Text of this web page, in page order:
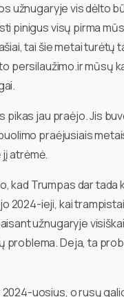
užnugaryje vis dėlto
pinigus visų pirma
tai šie metai turėtų
persilaužimo.ir mūsų
pikas jau praėjo. Jis
praėjusiais
atrėmė.
kad Trumpas dar
2024-ieji, kai
užnugaryje
Deja, ta
uosius, o rusų